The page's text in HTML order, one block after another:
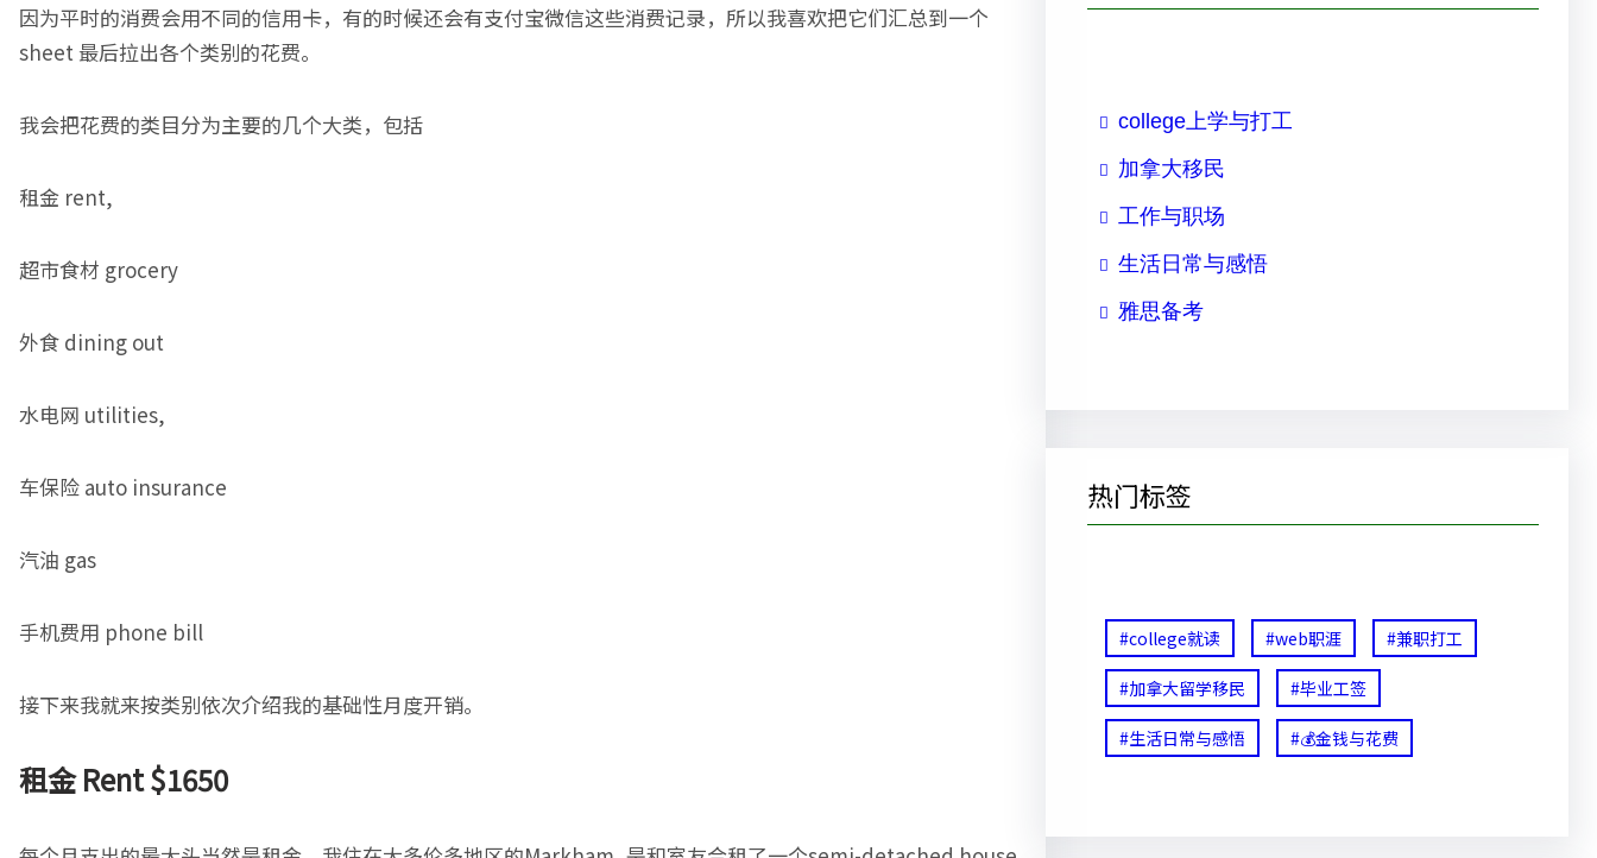
因为平时的消费会用不同的信用卡，有的时候还会有支付宝微信这些消费记录，所以我喜欢把它们汇总到一个
sheet 最后拉出各个类别的花费。
我会把花费的类目分为主要的几个大类，包括
租金 rent,
超市食材 grocery
外食 dining out
水电网 utilities,
车保险 auto insurance
汽油 gas
手机费用 phone bill
接下来我就来按类别依次介绍我的基础性月度开销。
租金Rent $1650
h
college上学与打工
加拿大移民
工作与职场
生活日常与感悟
雅思备考
热门标签
#college就读 #web职涯 #兼职打工
#加拿大留学移民 #毕业工签
#生活日常与感悟 #💰金钱与花费